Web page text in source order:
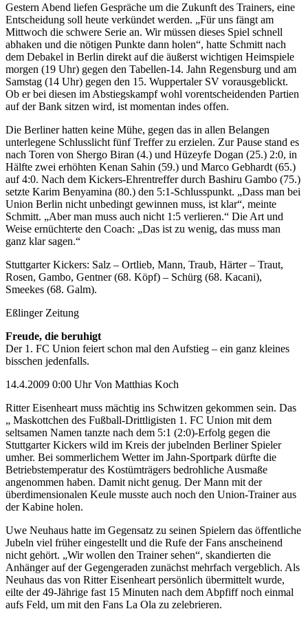
Gestern Abend liefen Gespräche um die Zukunft des Trainers, eine
Entscheidung soll heute verkündet werden. „Für uns fängt am
Mittwoch die schwere Serie an. Wir müssen dieses Spiel schnell
abhaken und die nötigen Punkte dann holen“, hatte Schmitt nach
dem Debakel in Berlin direkt auf die äußerst wichtigen Heimspiele
morgen (19 Uhr) gegen den Tabellen-14. Jahn Regensburg und am
Samstag (14 Uhr) gegen den 15. Wuppertaler SV vorausgeblickt.
Ob er bei diesen im Abstiegskampf wohl vorentscheidenden Partien
auf der Bank sitzen wird, ist momentan indes offen.
Die Berliner hatten keine Mühe, gegen das in allen Belangen
unterlegene Schlusslicht fünf Treffer zu erzielen. Zur Pause stand es
nach Toren von Shergo Biran (4.) und Hüzeyfe Dogan (25.) 2:0, in
Hälfte zwei erhöhten Kenan Sahin (59.) und Marco Gebhardt (65.)
auf 4:0. Nach dem Kickers-Ehrentreffer durch Bashiru Gambo (75.)
setzte Karim Benyamina (80.) den 5:1-Schlusspunkt. „Dass man bei
Union Berlin nicht unbedingt gewinnen muss, ist klar“, meinte
Schmitt. „Aber man muss auch nicht 1:5 verlieren.“ Die Art und
Weise ernüchterte den Coach: „Das ist zu wenig, das muss man
ganz klar sagen.“
Stuttgarter Kickers: Salz – Ortlieb, Mann, Traub, Härter – Traut,
Rosen, Gambo, Gentner (68. Köpf) – Schürg (68. Kacani),
Smeekes (68. Galm).
Eßlinger Zeitung
Freude, die beruhigt
Der 1. FC Union feiert schon mal den Aufstieg – ein ganz kleines
bisschen jedenfalls.
14.4.2009 0:00 Uhr Von Matthias Koch
Ritter Eisenheart muss mächtig ins Schwitzen gekommen sein. Das
„ Maskottchen des Fußball-Drittligisten 1. FC Union mit dem
seltsamen Namen tanzte nach dem 5:1 (2:0)-Erfolg gegen die
Stuttgarter Kickers wild im Kreis der jubelnden Berliner Spieler
umher. Bei sommerlichem Wetter im Jahn-Sportpark dürfte die
Betriebstemperatur des Kostümträgers bedrohliche Ausmaße
angenommen haben. Damit nicht genug. Der Mann mit der
überdimensionalen Keule musste auch noch den Union-Trainer aus
der Kabine holen.
Uwe Neuhaus hatte im Gegensatz zu seinen Spielern das öffentliche
Jubeln viel früher eingestellt und die Rufe der Fans anscheinend
nicht gehört. „Wir wollen den Trainer sehen“, skandierten die
Anhänger auf der Gegengeraden zunächst mehrfach vergeblich. Als
Neuhaus das von Ritter Eisenheart persönlich übermittelt wurde,
eilte der 49-Jährige fast 15 Minuten nach dem Abpfiff noch einmal
aufs Feld, um mit den Fans La Ola zu zelebrieren.